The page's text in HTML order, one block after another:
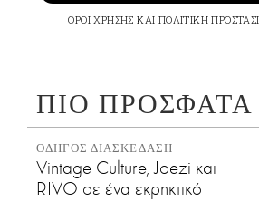
ΟΡΟΙ ΧΡΗΣΗΣ ΚΑΙ ΠΟΛΙΤΙΚΗ
ΠΙΟ ΠΡΟΣΦΑΤΑ
ΟΔΗΓΟΣ ΔΙΑΣΚΕΔΑΣΗ
Vintage Culture, Joezi και
RIVO σε ένα εκρηκτικό